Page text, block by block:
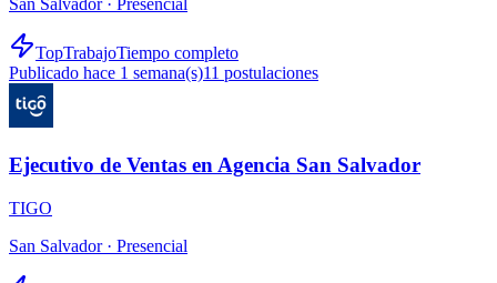
San Salvador · Presencial
TopTrabajoTiempo completo
Publicado hace 1 semana(s)11 postulaciones
Ejecutivo de Ventas en Agencia San Salvador
TIGO
San Salvador · Presencial